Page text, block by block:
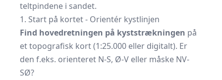
teltpindene i sandet.
1. Start på kortet - Orientér kystlinjen
Find hovedretningen på kyststrækningen på
et topografisk kort (1:25.000 eller digitalt). Er
den f.eks. orienteret N-S, Ø-V eller måske NV-
SØ?